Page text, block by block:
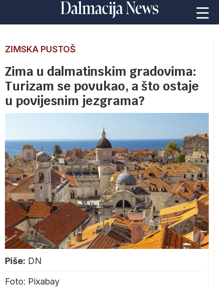
ZIMSKA PUSTOŠ
Zima u dalmatinskim gradovima:
Turizam se povukao, a što ostaje
u povijesnim jezgrama?
Piše: DN
Foto: Pixabay